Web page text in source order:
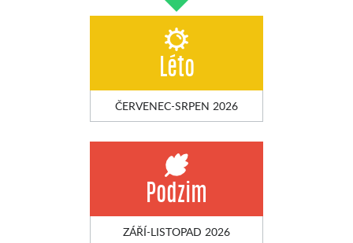
Léto
ČERVENEC-SRPEN 2026
Podzim
ZÁŘÍ-LISTOPAD 2026